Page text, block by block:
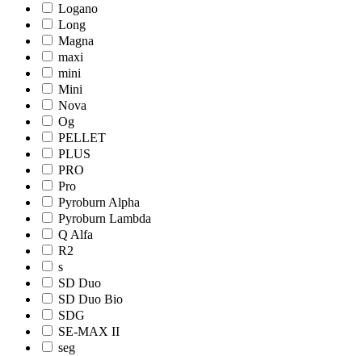
Logano
Long
Magna
maxi
mini
Mini
Nova
Og
PELLET
PLUS
PRO
Pro
Pyroburn Alpha
Pyroburn Lambda
Q Alfa
R2
s
SD Duo
SD Duo Bio
SDG
SE-MAX II
seg